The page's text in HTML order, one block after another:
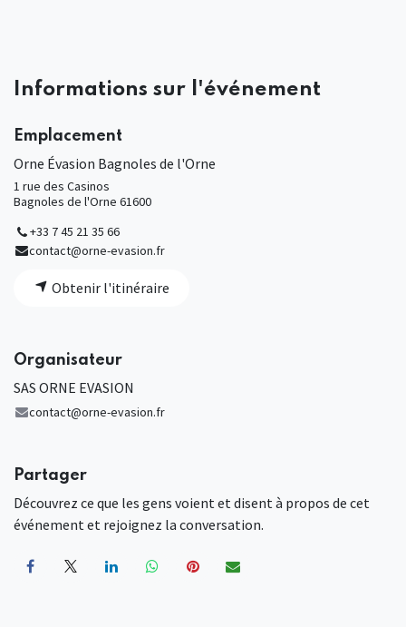
Informations sur l'événement
Emplacement
Orne Évasion Bagnoles de l'Orne
1 rue des Casinos
Bagnoles de l'Orne 61600
+33 7 45 21 35 66
contact@orne-evasion.fr
Obtenir l'itinéraire
Organisateur
SAS ORNE EVASION
contact@orne-evasion.fr
Partager
Découvrez ce que les gens voient et disent à propos de cet
événement et rejoignez la conversation.